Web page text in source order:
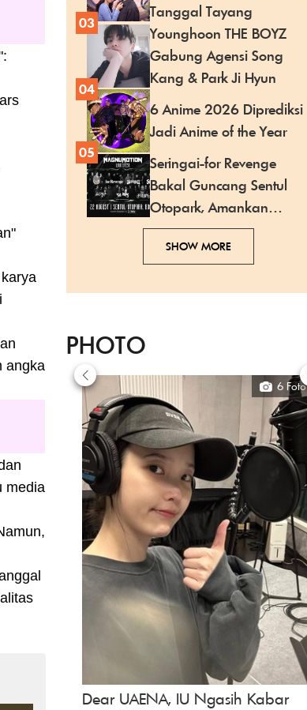
angka
media
Tanggal Tayang
03
Younghoon THE BOYZ
Gabung Agensi Song
Kang & Park Ji Hyun
04
6 Anime 2026 Diprediksi
Jadi Anime of the Year
05
Seringai-for Revenge
Bakal Guncang Sentul
Otopark, Amankan
Tiketmu Sekarang!
SHOW MORE
PHOTO
6 Foto
Dear UAENA, IU Ngasih Kabar